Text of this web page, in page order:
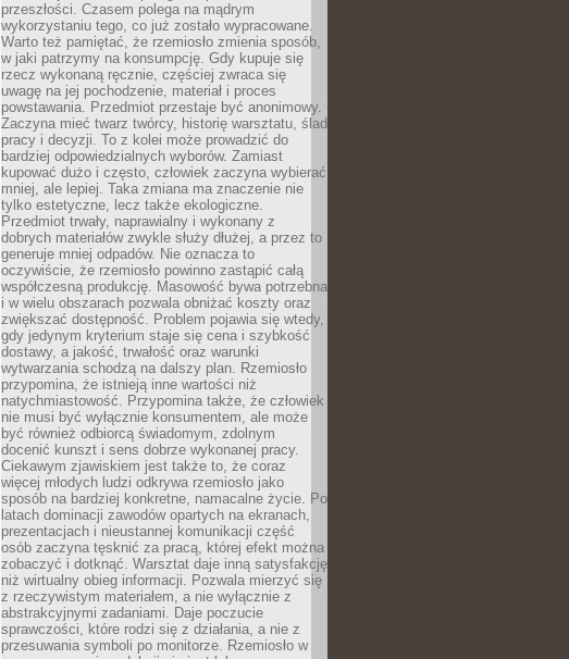
przeszłości. Czasem polega na mądrym
wykorzystaniu tego, co już zostało wypracowane.
Warto też pamiętać, że rzemiosło zmienia sposób,
w jaki patrzymy na konsumpcję. Gdy kupuje się
rzecz wykonaną ręcznie, częściej zwraca się
uwagę na jej pochodzenie, materiał i proces
powstawania. Przedmiot przestaje być anonimowy.
Zaczyna mieć twarz twórcy, historię warsztatu, ślad
pracy i decyzji. To z kolei może prowadzić do
bardziej odpowiedzialnych wyborów. Zamiast
kupować dużo i często, człowiek zaczyna wybierać
mniej, ale lepiej. Taka zmiana ma znaczenie nie
tylko estetyczne, lecz także ekologiczne.
Przedmiot trwały, naprawialny i wykonany z
dobrych materiałów zwykle służy dłużej, a przez to
generuje mniej odpadów. Nie oznacza to
oczywiście, że rzemiosło powinno zastąpić całą
współczesną produkcję. Masowość bywa potrzebna
i w wielu obszarach pozwala obniżać koszty oraz
zwiększać dostępność. Problem pojawia się wtedy,
gdy jedynym kryterium staje się cena i szybkość
dostawy, a jakość, trwałość oraz warunki
wytwarzania schodzą na dalszy plan. Rzemiosło
przypomina, że istnieją inne wartości niż
natychmiastowość. Przypomina także, że człowiek
nie musi być wyłącznie konsumentem, ale może
być również odbiorcą świadomym, zdolnym
docenić kunszt i sens dobrze wykonanej pracy.
Ciekawym zjawiskiem jest także to, że coraz
więcej młodych ludzi odkrywa rzemiosło jako
sposób na bardziej konkretne, namacalne życie. Po
latach dominacji zawodów opartych na ekranach,
prezentacjach i nieustannej komunikacji część
osób zaczyna tęsknić za pracą, której efekt można
zobaczyć i dotknąć. Warsztat daje inną satysfakcję
niż wirtualny obieg informacji. Pozwala mierzyć się
z rzeczywistym materiałem, a nie wyłącznie z
abstrakcyjnymi zadaniami. Daje poczucie
sprawczości, które rodzi się z działania, a nie z
przesuwania symboli po monitorze. Rzemiosło w